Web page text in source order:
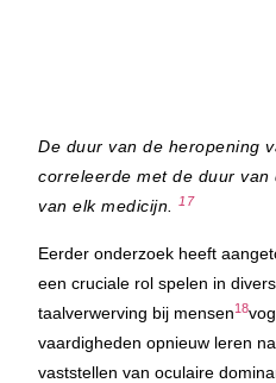
De duur van de heropening
correleerde met de duur
van elk medicijn.17
Eerder onderzoek heeft
een cruciale rol spelen in
taalverwerving bij mensen18
vaardigheden opnieuw leren
vaststellen van oculaire